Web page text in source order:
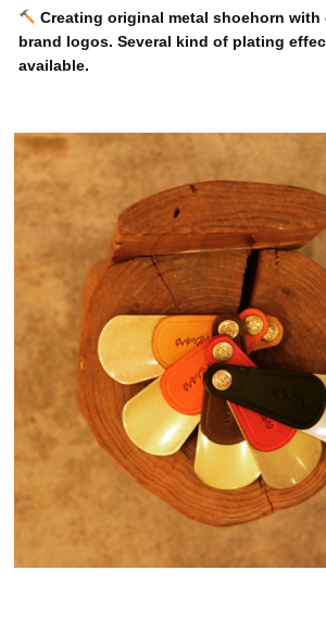
Creating original metal shoehorn
brand logos. Several kind of plating
available.